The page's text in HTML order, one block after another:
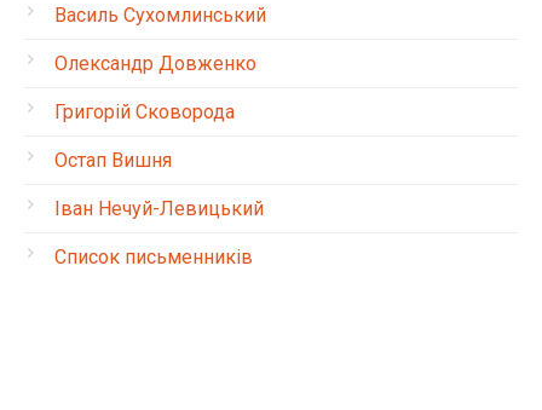
Василь Сухомлинський
Олександр Довженко
Григорій Сковорода
Остап Вишня
Іван Нечуй-Левицький
Список письменників